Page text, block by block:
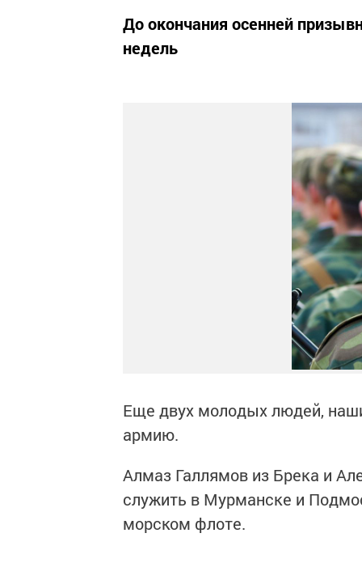
До окончания осенней
недель
Еще двух молодых людей,
армию.
Алмаз Галлямов из Брека и
служить в Мурманске и
морском флоте.